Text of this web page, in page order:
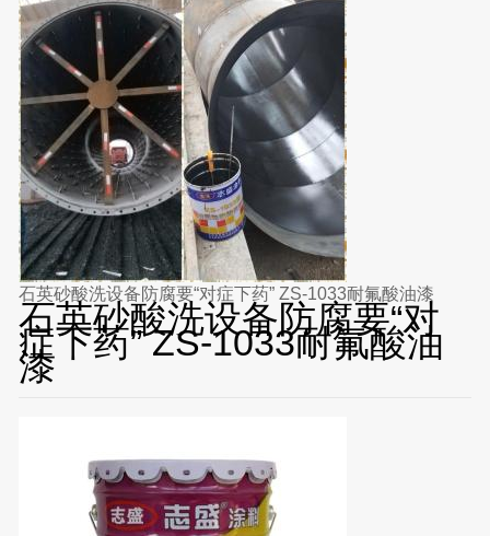
石英砂酸洗设备防腐要“对症下药” ZS-1033耐氟酸油漆
石英砂酸洗设备防腐要“对
症下药” ZS-1033耐氟酸油
漆